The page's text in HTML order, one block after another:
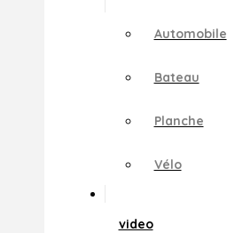
Automobile
Bateau
Planche
Vélo
video